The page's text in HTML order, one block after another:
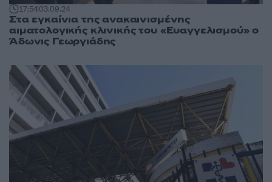
17:5403.09.24
Στα εγκαίνια της ανακαινισμένης
αιματολογικής κλινικής του «Ευαγγελισμού» ο
Άδωνις Γεωργιάδης